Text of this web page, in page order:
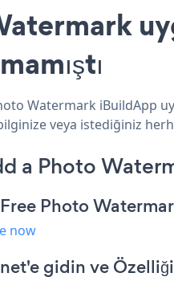
Watermark iBuildApp
veya istediğiniz
a Photo
Photo
now
gidin ve